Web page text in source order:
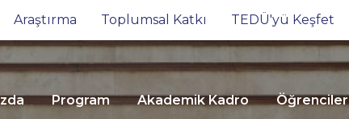
Araştırma Toplumsal Katkı TEDÜ'yü Keşfet
Program Akademik Kadro Öğrenciler